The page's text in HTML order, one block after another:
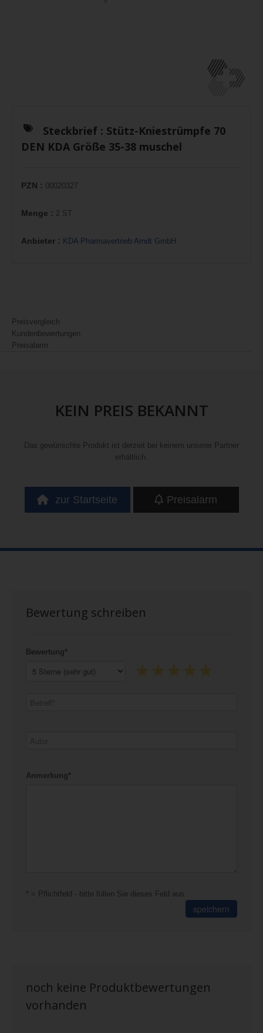
Steckbrief : Stütz-Kniestrümpfe 70
DEN KDA Größe 35-38 muschel
PZN : 00020327
Menge : 2 ST
Anbieter : KDA Pharmavertrieb Arndt GmbH
Preisvergleich
Kundenbewertungen
Preisalarm
KEIN PREIS BEKANNT
Das gewünschte Produkt ist derzeit bei keinem unserer Partner
erhältlich.
zur Startseite Preisalarm
Bewertung schreiben
Bewertung*
Anmerkung*
* = Pflichtfeld - bitte füllen Sie dieses Feld aus.
speichern
noch keine Produktbewertungen
vorhanden